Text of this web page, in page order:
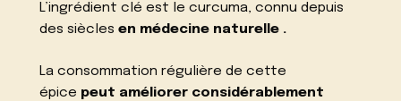
L’ingrédient clé est le curcuma, connu depuis
des sièclesen médecine naturelle .
La consommation régulière de cette
épice peut améliorer considérablement